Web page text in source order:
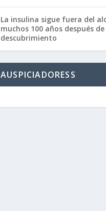
La insulina sigue fuera del
muchos 100 años después de
descubrimiento
AUSPICIADORESS